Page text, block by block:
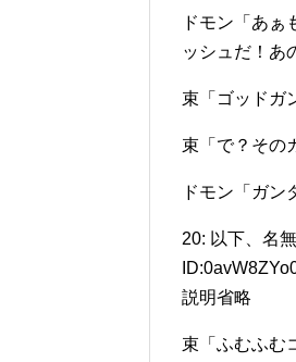
ドモン「あぁ
ッシュだ！あ
束「ゴッドガ
束「で？その
ドモン「ガン
20: 以下、名
説明省略
束「ふむふむ